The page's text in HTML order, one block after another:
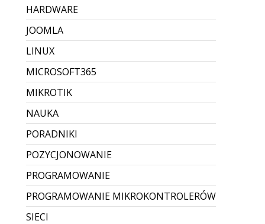
HARDWARE
JOOMLA
LINUX
MICROSOFT365
MIKROTIK
NAUKA
PORADNIKI
POZYCJONOWANIE
PROGRAMOWANIE
PROGRAMOWANIE MIKROKONTROLERÓW
SIECI